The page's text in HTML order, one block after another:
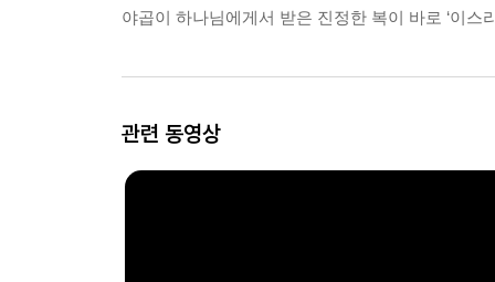
야곱이 하나님에게서 받은 진정한 복이 바로 ‘이스
관련 동영상